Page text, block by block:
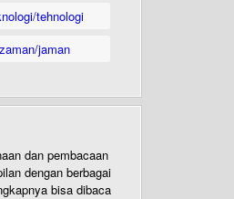
tehnologi
zaman/jaman
dan pembacaan
dengan berbagai
bisa dibaca